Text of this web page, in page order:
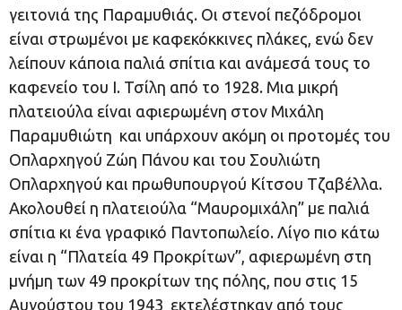
γειτονιά της Παραμυθιάς. Οι στενοί πεζόδρομοι
είναι στρωμένοι με καφεκόκκινες πλάκες, ενώ δεν
λείπουν κάποια παλιά σπίτια και ανάμεσά τους το
καφενείο του Ι. Τσίλη από το 1928. Μια μικρή
πλατειούλα είναι αφιερωμένη στον Μιχάλη
Παραμυθιώτη και υπάρχουν ακόμη οι προτομές του
Οπλαρχηγού Ζώη Πάνου και του Σουλιώτη
Οπλαρχηγού και πρωθυπουργού Κίτσου Τζαβέλλα.
Ακολουθεί η πλατειούλα “Μαυρομιχάλη” με παλιά
σπίτια κι ένα γραφικό Παντοπωλείο. Λίγο πιο κάτω
είναι η “Πλατεία 49 Προκρίτων”, αφιερωμένη στη
μνήμη των 49 προκρίτων της πόλης, που στις 15
Αυγούστου του 1943 εκτελέστηκαν από τους